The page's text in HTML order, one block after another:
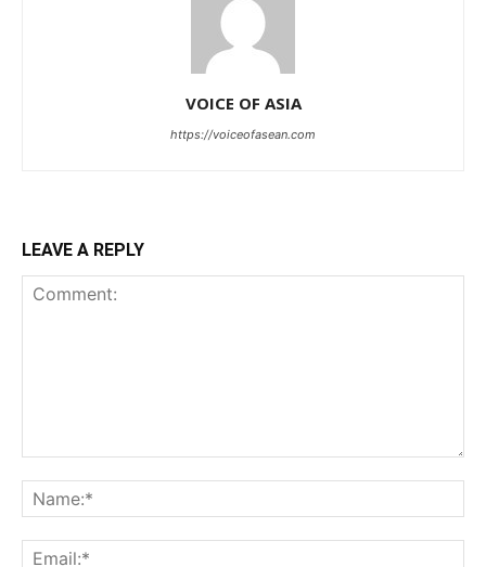
VOICE OF ASIA
https://voiceofasean.com
LEAVE A REPLY